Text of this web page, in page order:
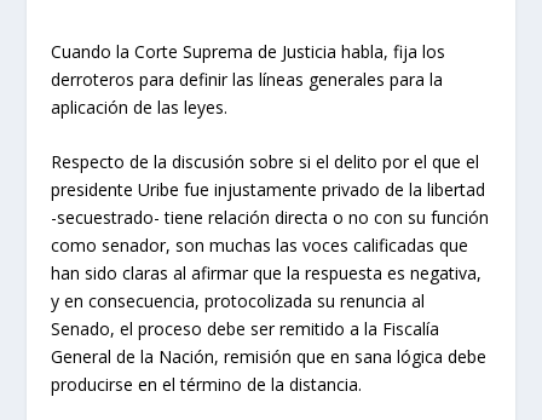
Cuando la Corte Suprema de Justicia habla, fija los
derroteros para definir las líneas generales para la
aplicación de las leyes.
Respecto de la discusión sobre si el delito por el que el
presidente Uribe fue injustamente privado de la libertad
-secuestrado- tiene relación directa o no con su función
como senador, son muchas las voces calificadas que
han sido claras al afirmar que la respuesta es negativa,
y en consecuencia, protocolizada su renuncia al
Senado, el proceso debe ser remitido a la Fiscalía
General de la Nación, remisión que en sana lógica debe
producirse en el término de la distancia.